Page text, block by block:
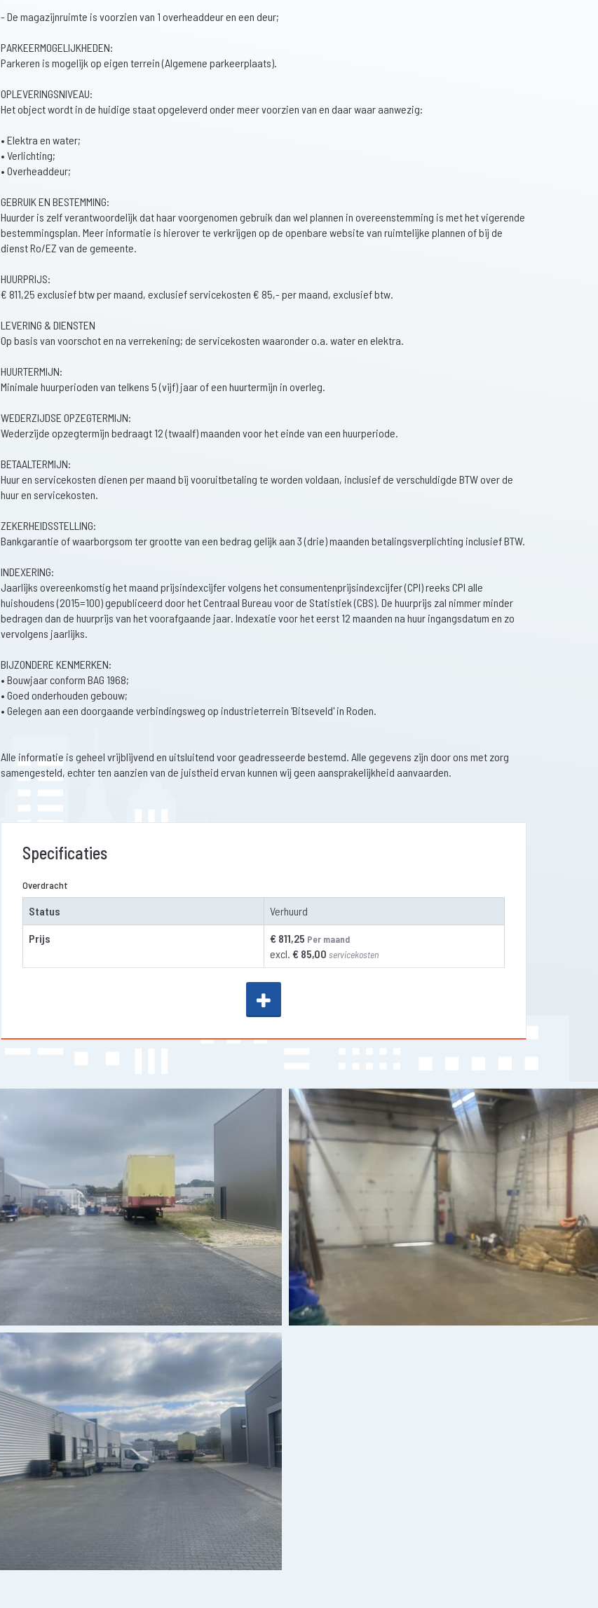
- De magazijnruimte is voorzien van 1 overheaddeur en een deur;
PARKEERMOGELIJKHEDEN:
Parkeren is mogelijk op eigen terrein (Algemene parkeerplaats).
OPLEVERINGSNIVEAU:
Het object wordt in de huidige staat opgeleverd onder meer voorzien van en daar waar aanwezig:
• Elektra en water;
• Verlichting;
• Overheaddeur;
GEBRUIK EN BESTEMMING:
Huurder is zelf verantwoordelijk dat haar voorgenomen gebruik dan wel plannen in overeenstemming is met het vigerende
bestemmingsplan. Meer informatie is hierover te verkrijgen op de openbare website van ruimtelijke plannen of bij de
dienst Ro/EZ van de gemeente.
HUURPRIJS:
€ 811,25 exclusief btw per maand, exclusief servicekosten € 85,- per maand, exclusief btw.
LEVERING & DIENSTEN
Op basis van voorschot en na verrekening; de servicekosten waaronder o.a. water en elektra.
HUURTERMIJN:
Minimale huurperioden van telkens 5 (vijf) jaar of een huurtermijn in overleg.
WEDERZIJDSE OPZEGTERMIJN:
Wederzijde opzegtermijn bedraagt 12 (twaalf) maanden voor het einde van een huurperiode.
BETAALTERMIJN:
Huur en servicekosten dienen per maand bij vooruitbetaling te worden voldaan, inclusief de verschuldigde BTW over de
huur en servicekosten.
ZEKERHEIDSSTELLING:
Bankgarantie of waarborgsom ter grootte van een bedrag gelijk aan 3 (drie) maanden betalingsverplichting inclusief BTW.
INDEXERING:
Jaarlijks overeenkomstig het maand prijsindexcijfer volgens het consumentenprijsindexcijfer (CPI) reeks CPI alle
huishoudens (2015=100) gepubliceerd door het Centraal Bureau voor de Statistiek (CBS). De huurprijs zal nimmer minder
bedragen dan de huurprijs van het voorafgaande jaar. Indexatie voor het eerst 12 maanden na huur ingangsdatum en zo
vervolgens jaarlijks.
BIJZONDERE KENMERKEN:
• Bouwjaar conform BAG 1968;
• Goed onderhouden gebouw;
• Gelegen aan een doorgaande verbindingsweg op industrieterrein 'Bitseveld' in Roden.
Alle informatie is geheel vrijblijvend en uitsluitend voor geadresseerde bestemd. Alle gegevens zijn door ons met zorg
samengesteld, echter ten aanzien van de juistheid ervan kunnen wij geen aansprakelijkheid aanvaarden.
Specificaties
Overdracht
Status Verhuurd
Prijs € 811,25 Per maand
excl. € 85,00 servicekosten